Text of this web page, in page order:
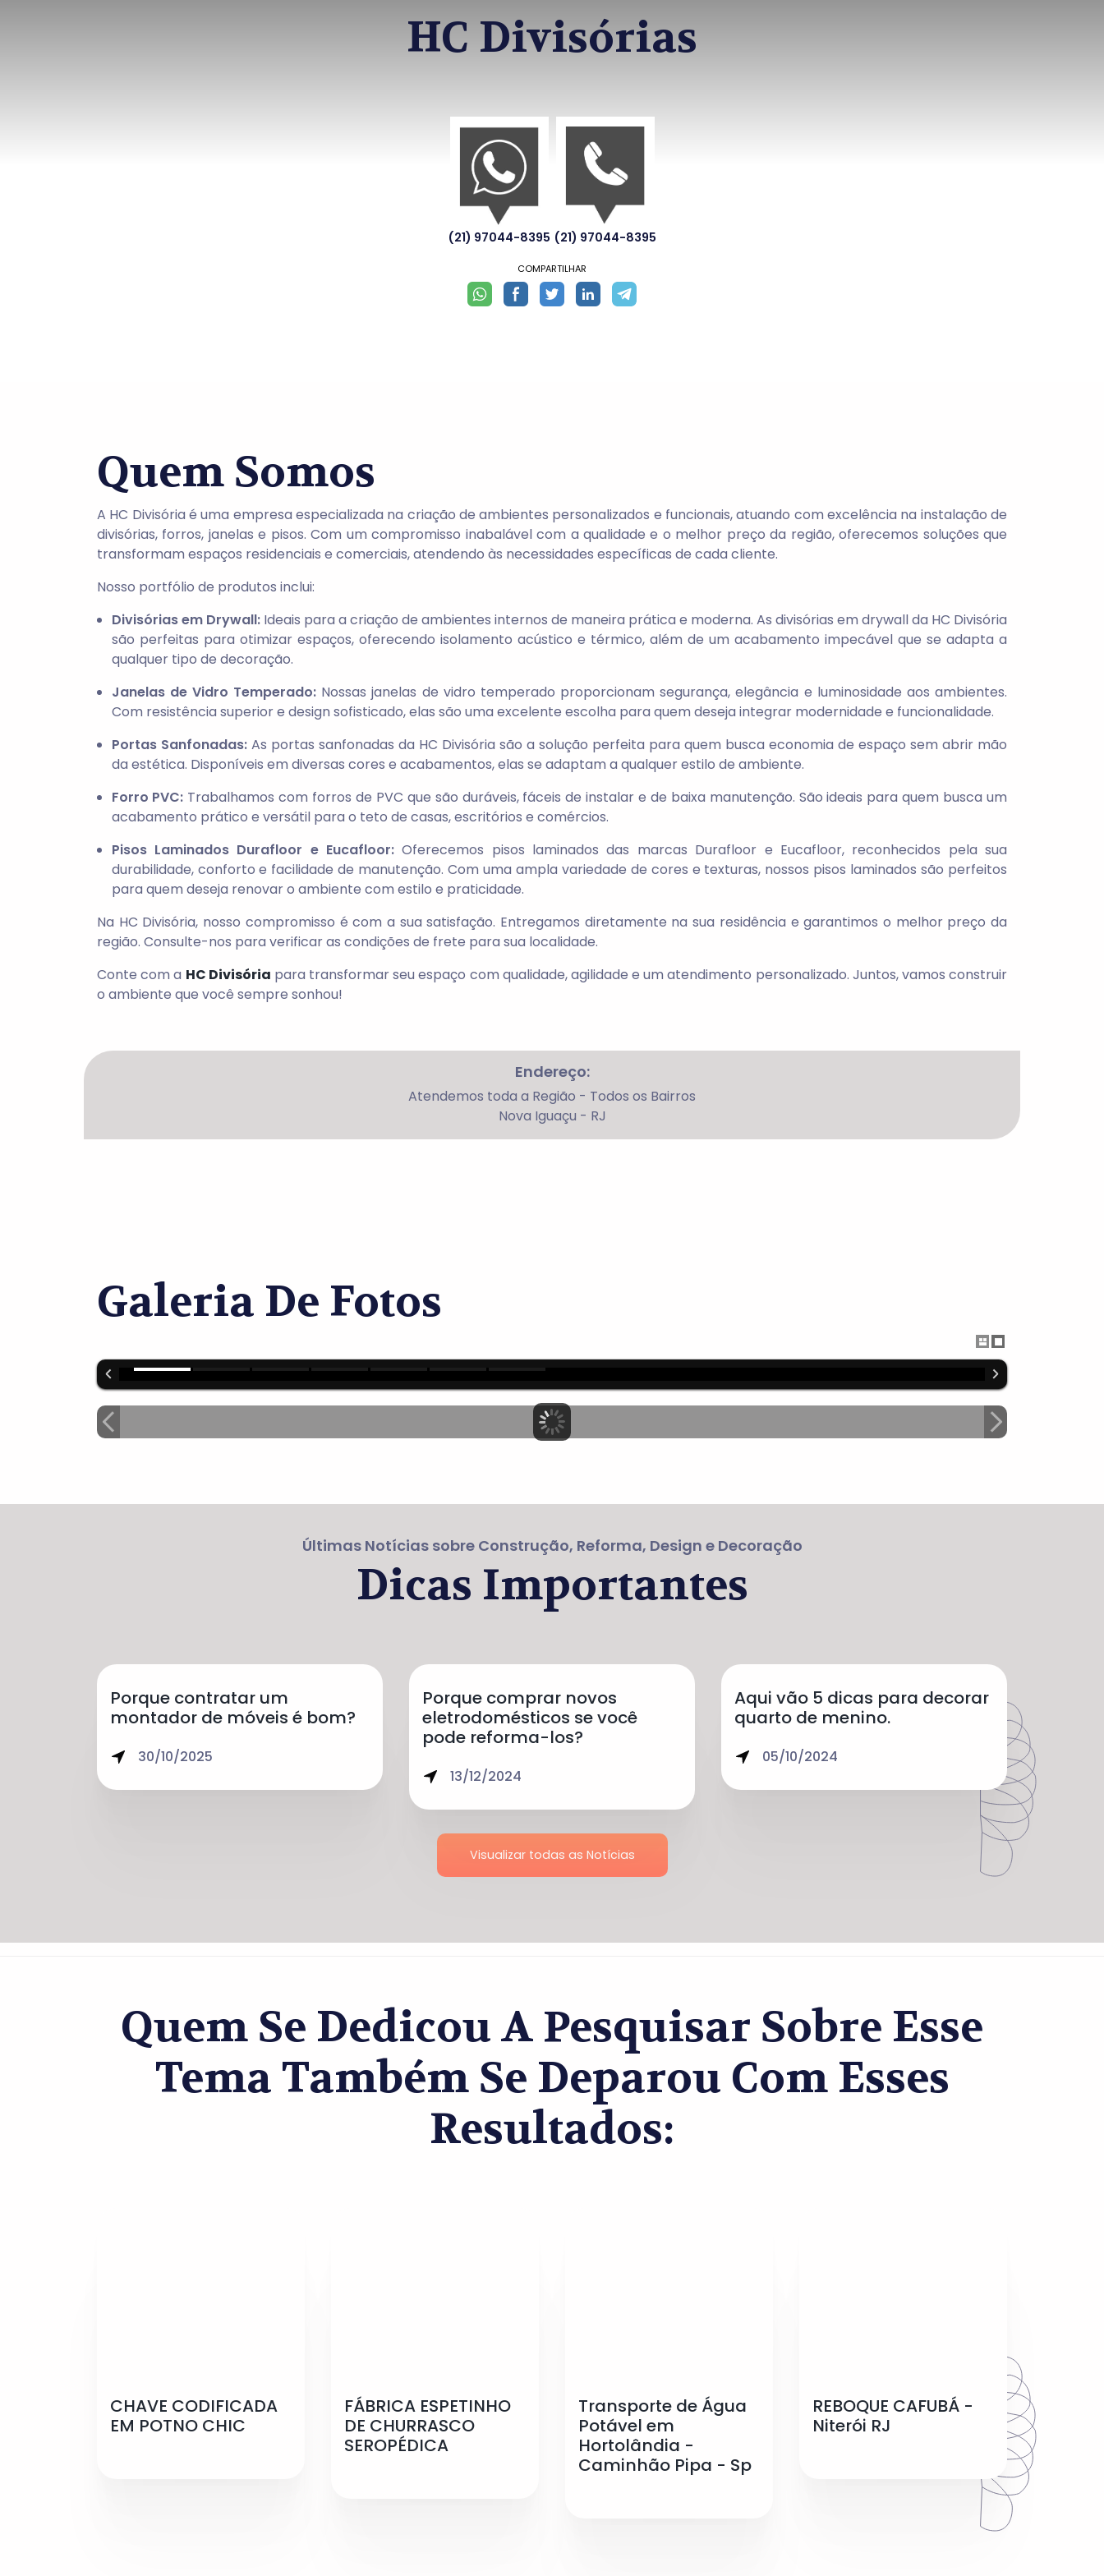
HC Divisórias
(21) 97044-8395 (21) 97044-8395
COMPARTILHAR
Quem Somos
A HC Divisória é uma empresa especializada na criação de ambientes personalizados e funcionais, atuando com excelência na instalação de
divisórias, forros, janelas e pisos. Com um compromisso inabalável com a qualidade e o melhor preço da região, oferecemos soluções que
transformam espaços residenciais e comerciais, atendendo às necessidades específicas de cada cliente.
Nosso portfólio de produtos inclui:
Divisórias em Drywall:Ideais para a criação de ambientes internos de maneira prática e moderna. As divisórias em drywall da HC Divisória
são perfeitas para otimizar espaços, oferecendo isolamento acústico e térmico, além de um acabamento impecável que se adapta a
qualquer tipo de decoração.
Janelas de Vidro Temperado: Nossas janelas de vidro temperado proporcionam segurança, elegância e luminosidade aos ambientes.
Com resistência superior e design sofisticado, elas são uma excelente escolha para quem deseja integrar modernidade e funcionalidade.
Portas Sanfonadas:As portas sanfonadas da HC Divisória são a solução perfeita para quem busca economia de espaço sem abrir mão
da estética. Disponíveis em diversas cores e acabamentos, elas se adaptam a qualquer estilo de ambiente.
Forro PVC: Trabalhamos com forros de PVC que são duráveis, fáceis de instalar e de baixa manutenção. São ideais para quem busca um
acabamento prático e versátil para o teto de casas, escritórios e comércios.
Pisos Laminados Durafloor e Eucafloor: Oferecemos pisos laminados das marcas Durafloor e Eucafloor, reconhecidos pela sua
durabilidade, conforto e facilidade de manutenção. Com uma ampla variedade de cores e texturas, nossos pisos laminados são perfeitos
para quem deseja renovar o ambiente com estilo e praticidade.
Na HC Divisória, nosso compromisso é com a sua satisfação. Entregamos diretamente na sua residência e garantimos o melhor preço da
região. Consulte-nos para verificar as condições de frete para sua localidade.
Conte com a HC Divisória para transformar seu espaço com qualidade, agilidade e um atendimento personalizado. Juntos, vamos construir
o ambiente que você sempre sonhou!
Endereço:
Atendemos toda a Região - Todos os Bairros
Nova Iguaçu - RJ
Galeria De Fotos
Últimas Notícias sobre Construção, Reforma, Design e Decoração
Dicas Importantes
Porque contratar um
montador de móveis é bom?
30/10/2025
Porque comprar novos
eletrodomésticos se você
pode reforma-los?
13/12/2024
Aqui vão 5 dicas para decorar
quarto de menino.
05/10/2024
Visualizar todas as Notícias
Quem Se Dedicou A Pesquisar Sobre Esse
Tema Também Se Deparou Com Esses
Resultados:
CHAVE CODIFICADA
EM POTNO CHIC
FÁBRICA ESPETINHO
DE CHURRASCO
SEROPÉDICA
Transporte de Água
Potável em
Hortolândia -
Caminhão Pipa - Sp
REBOQUE CAFUBÁ -
Niterói RJ